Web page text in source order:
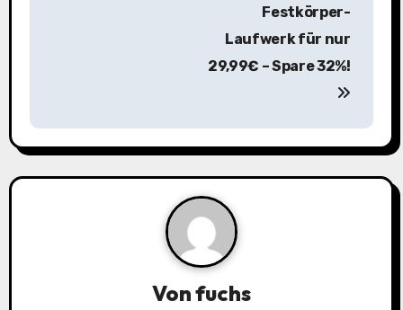
n
a
Festkörper-
Laufwerk für nur
29,99€ – Spare 32%!
Vonfuchs